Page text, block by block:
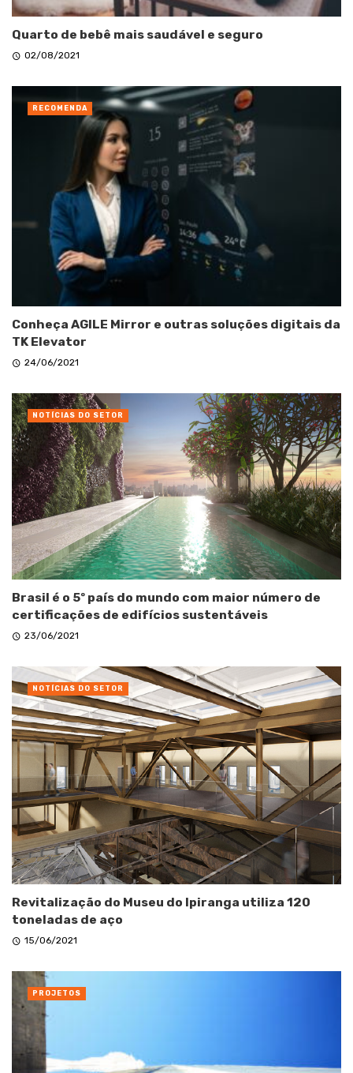
Quarto de bebê mais saudável e seguro
02/08/2021
Conheça AGILE Mirror e outras soluções digitais da
TK Elevator
24/06/2021
RECOMENDA
Brasil é o 5º país do mundo com maior número de
certificações de edifícios sustentáveis
23/06/2021
NOTÍCIAS DO SETOR
Revitalização do Museu do Ipiranga utiliza 120
toneladas de aço
15/06/2021
NOTÍCIAS DO SETOR
PROJETOS